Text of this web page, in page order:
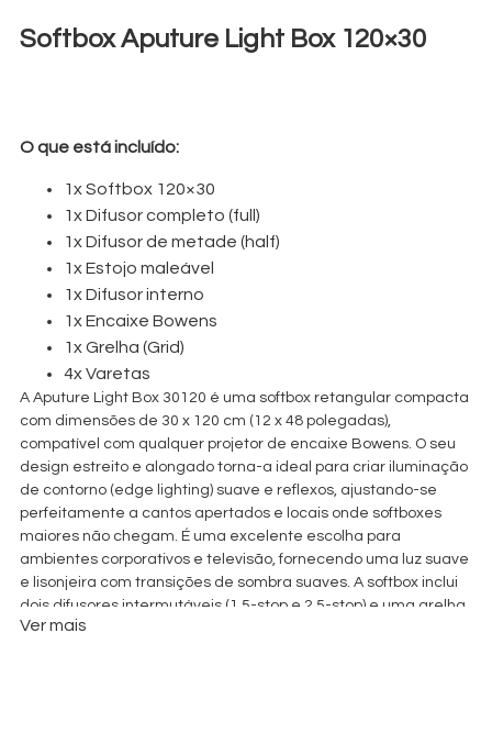
Softbox Aputure Light Box 120×30
O que está incluído:
1x Softbox 120×30
1x Difusor completo (full)
1x Difusor de metade (half)
1x Estojo maleável
1x Difusor interno
1x Encaixe Bowens
1x Grelha (Grid)
4x Varetas
A Aputure Light Box 30120 é uma softbox retangular compacta
com dimensões de 30 x 120 cm (12 x 48 polegadas),
compatível com qualquer projetor de encaixe Bowens. O seu
design estreito e alongado torna-a ideal para criar iluminação
de contorno (edge lighting) suave e reflexos, ajustando-se
perfeitamente a cantos apertados e locais onde softboxes
maiores não chegam. É uma excelente escolha para
ambientes corporativos e televisão, fornecendo uma luz suave
e lisonjeira com transições de sombra suaves. A softbox inclui
dois difusores intermutáveis (1.5-stop e 2.5-stop) e uma grelha
de tecido (grid) de 45° para um controlo preciso da luz. O
Ver mais